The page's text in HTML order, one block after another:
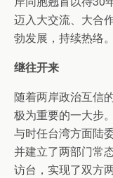
迈入大交流、大合
勃发展，持续热络。
继往开来
随着两岸政治互信
极为重要的一大步
与时任台湾方面陆
并建立了两部门常
访台，实现了双方